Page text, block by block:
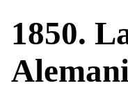
1850.